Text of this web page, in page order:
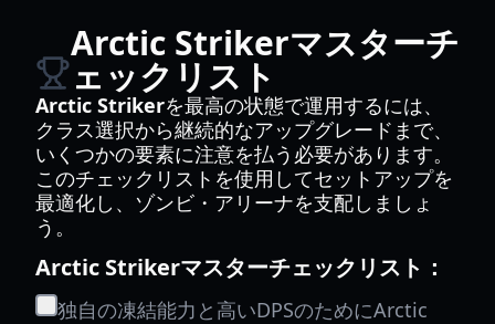
Arctic Strikerマスターチ
ェックリスト
Arctic Strikerを最高の状態で運用するには、
クラス選択から継続的なアップグレードまで、
いくつかの要素に注意を払う必要があります。
このチェックリストを使用してセットアップを
最適化し、ゾンビ・アリーナを支配しましょ
う。
Arctic Strikerマスターチェックリスト：
独自の凍結能力と高いDPSのためにArctic